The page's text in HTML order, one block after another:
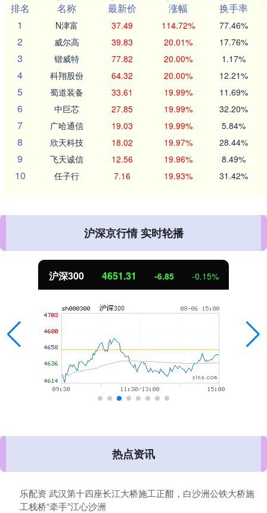
排名
名称 最新价 涨幅
换手率
1
N津富 37.49 114.72% 77.46%
2 威尔高 39.83 20.01% 17.76%
3 锴威特 77.82 20.00% 1.17%
4 科翔股份 64.32 20.00% 12.21%
5 蜀道装备 33.61 19.99% 11.69%
6 中巨芯 27.85 19.99% 32.20%
7 广哈通信 19.03 19.99% 5.84%
8 欣天科技 18.02 19.97% 28.44%
9 飞天诚信 12.56 19.96% 8.49%
10 任子行 7.16 19.93% 31.42%
沪深京行情 实时轮播
沪深300 4651.31 -6.85 -0.15%
热点资讯
乐配资 武汉第十四座长江大桥施工正酣，白沙洲公铁大桥施
工栈桥“牵手”江心沙洲